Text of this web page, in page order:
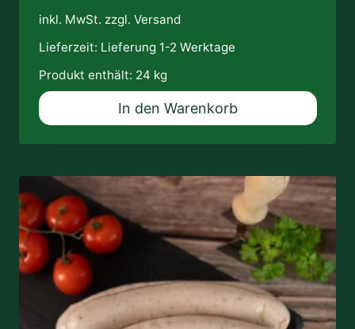
inkl. MwSt. zzgl. Versand
Lieferzeit: Lieferung 1-2 Werktage
Produkt enthält: 24 kg
In den Warenkorb